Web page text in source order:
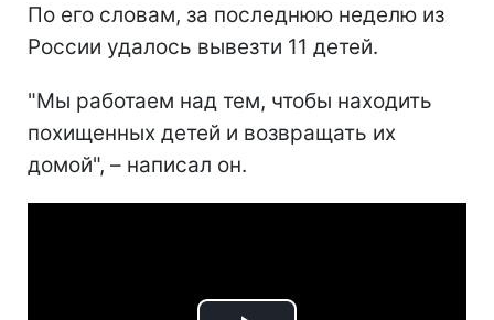
По его словам, за последнюю неделю из
России удалось вывезти 11 детей.
"Мы работаем над тем, чтобы находить
похищенных детей и возвращать их
домой", – написал он.